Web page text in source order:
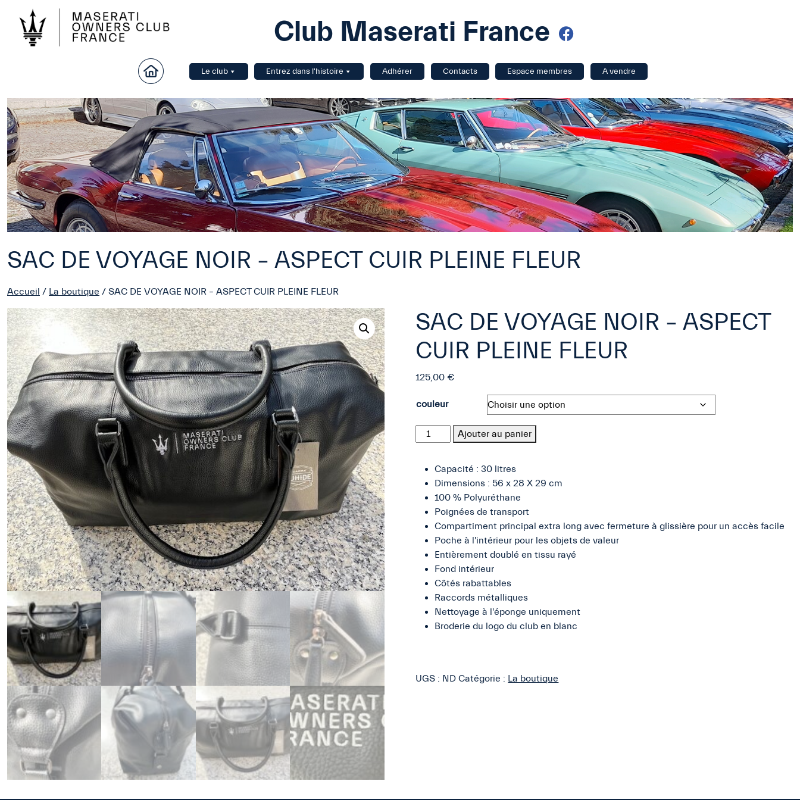
Club Maserati France
Le club Entrez dans l'histoire Adhérer Contacts Espace membres A vendre
SAC DE VOYAGE NOIR – ASPECT CUIR PLEINE FLEUR
Accueil / La boutique / SAC DE VOYAGE NOIR – ASPECT CUIR PLEINE FLEUR
SAC DE VOYAGE NOIR – ASPECT
CUIR PLEINE FLEUR
125,00€
couleur
quantité
de
DE
VOYAGE
NOIR
ASPECT
CUIR
PLEINE
FLEUR
Ajouter au panier
Capacité : 30 litres
Dimensions : 56 x 28 X 29 cm
100 % Polyuréthane
Poignées de transport
Compartiment principal extra long avec fermeture à glissière pour un accès facile
Poche à l'intérieur pour les objets de valeur
Entièrement doublé en tissu rayé
Fond intérieur
Côtés rabattables
Raccords métalliques
Nettoyage à l'éponge uniquement
Broderie du logo du club en blanc
UGS : ND Catégorie : La boutique